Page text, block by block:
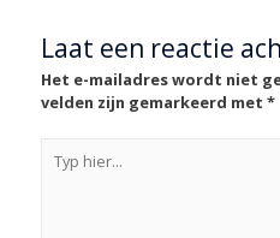
Laat een reactie
Het e-mailadres wordt niet
velden zijn gemarkeerd met*